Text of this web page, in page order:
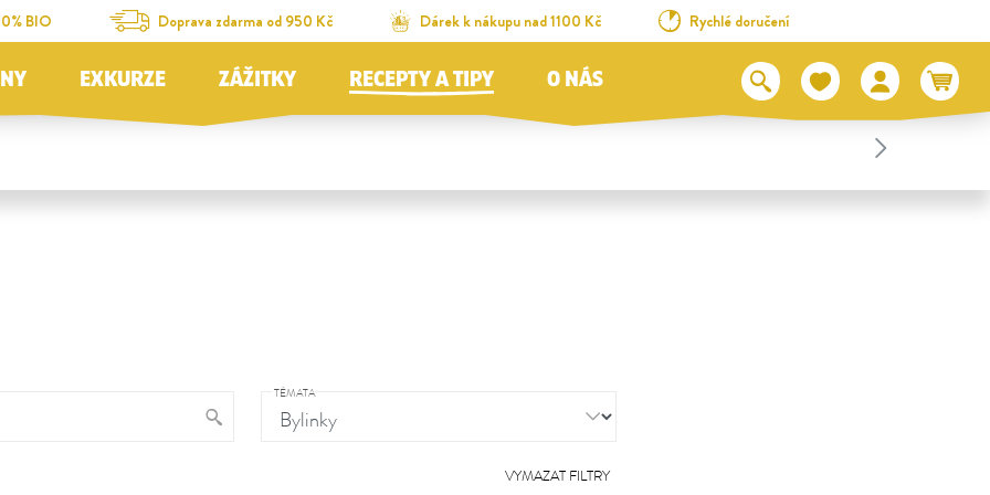
BIO Doprava zdarma od 950 Kč Dárek k nákupu nad 1100 Kč Rychlé doručení
EXKURZE ZÁŽITKY RECEPTY A TIPY O NÁS
TÉMATA
VYMAZAT FILTRY